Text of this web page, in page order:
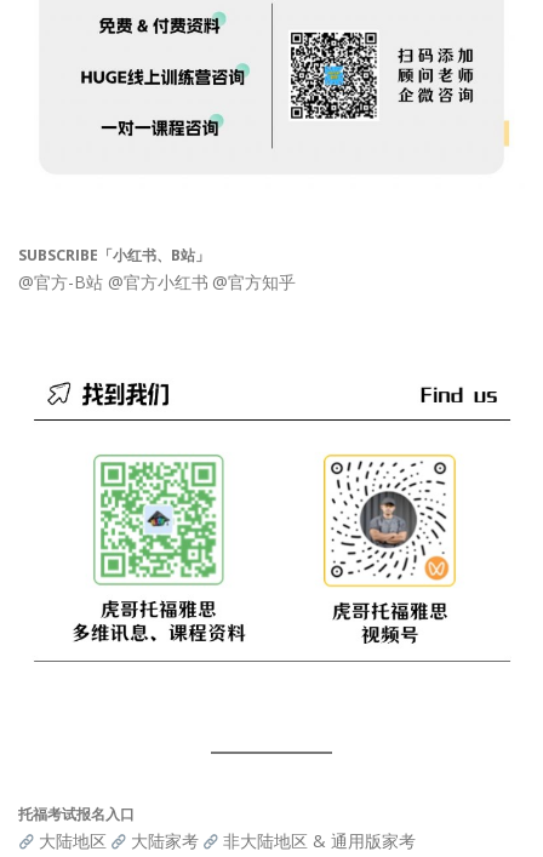
SUBSCRIBE「小红书、B站」
@官方-B站 @官方小红书 @官方知乎
托福考试报名入口
大陆地区 大陆家考 非大陆地区 & 通用版家考